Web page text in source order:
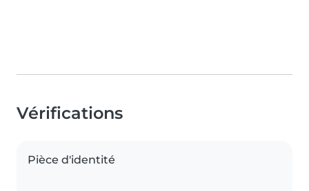
Vérifications
Pièce d'identité